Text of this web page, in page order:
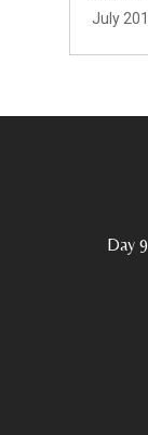
July
Day